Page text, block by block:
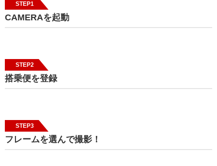
STEP1
CAMERAを起動
STEP2
搭乗便を登録
STEP3
フレームを選んで撮影！